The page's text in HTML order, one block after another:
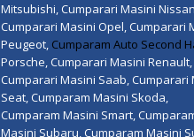
Mitsubishi, Cumparari Masini
Cumparari Masini Opel, Cumparari
Peugeot, Cumparam Auto Second
Porsche, Cumparari Masini Renault,
Cumparari Masini Saab, Cumparari
Seat, Cumparam Masini Skoda,
Cumparam Masini Smart,
Masini Subaru, Cumparam Masini